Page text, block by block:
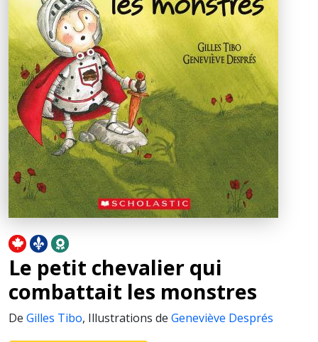
Le petit chevalier qui
combattait les monstres
De Gilles Tibo, Illustrations de Geneviève Després